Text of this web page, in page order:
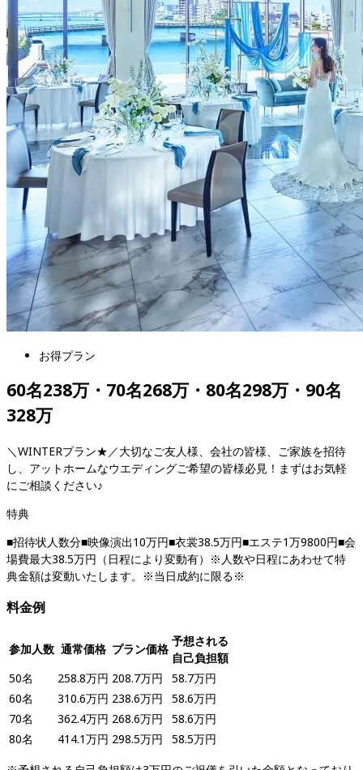
お得プラン
60名238万・70名268万・80名298万・90名
328万
＼WINTERプラン★／大切なご友人様、会社の皆様、ご家族を招待
し、アットホームなウエディングご希望の皆様必見！まずはお気軽
にご相談ください♪
特典
■招待状人数分■映像演出10万円■衣裳38.5万円■エステ1万9800円■会
場費最大38.5万円（日程により変動有）※人数や日程にあわせて特
典金額は変動いたします。※当日成約に限る※
料金例
参加人数 通常価格 プラン価格
予想される
自己負担額
50名 258.8万円 208.7万円 58.7万円
60名 310.6万円 238.6万円 58.6万円
70名 362.4万円 268.6万円 58.6万円
80名 414.1万円 298.5万円 58.5万円